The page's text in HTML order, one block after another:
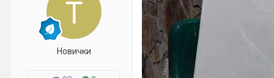
Новички